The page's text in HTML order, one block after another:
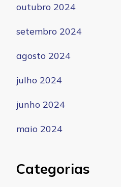
outubro 2024
setembro 2024
agosto 2024
julho 2024
junho 2024
maio 2024
Categorias